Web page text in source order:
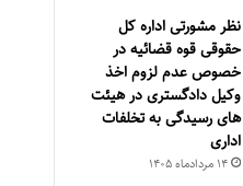
نظر مشورتی اداره کل
حقوقی قوه قضائیه در
خصوص عدم لزوم اخذ
وکیل دادگستری در هیئت
های رسیدگی به تخلفات
اداری
۱۴ مرداد‌ماه ۱۴۰۵